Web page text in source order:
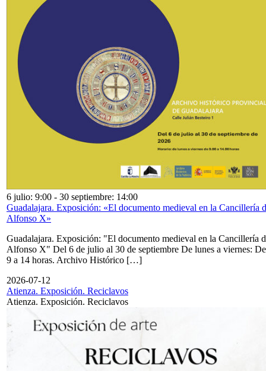
6 julio: 9:00 - 30 septiembre: 14:00
Guadalajara. Exposición: «El documento medieval en la Cancillería
Alfonso X»
Guadalajara. Exposición: "El documento medieval en la Cancillería
Alfonso X" Del 6 de julio al 30 de septiembre De lunes a viernes: De
9 a 14 horas. Archivo Histórico […]
2026-07-12
Atienza. Exposición. Reciclavos
Atienza. Exposición. Reciclavos